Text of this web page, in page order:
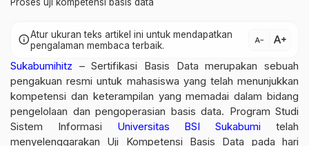
infoAtur ukuran teks artikel ini untuk mendapatkan
pengalaman membaca terbaik.
text_decrease text_increase
Sukabumihitz – Sertifikasi Basis Data merupakan sebuah
pengakuan resmi untuk mahasiswa yang telah menunjukkan
kompetensi dan keterampilan yang memadai dalam bidang
pengelolaan dan pengoperasian basis data. Program Studi
Sistem Informasi Universitas BSI Sukabumi telah
menyelenggarakan Uji Kompetensi Basis Data pada hari